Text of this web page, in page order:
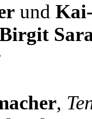
und
,